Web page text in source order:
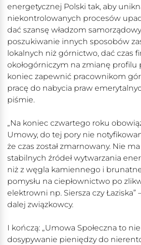
energetycznej Polski tak, aby
niekontrolowanych procesów
dać szansę władzom
poszukiwanie innych sposobów
lokalnych niż górnictwo, dać czas
okołogórniczym na zmianę profilu
koniec zapewnić pracownikom
pracę do nabycia praw
piśmie.
„Na koniec czwartego roku
Umowy, do tej pory nie
że czas został zmarnowany. Nie
stabilnych źródeł wytwarzania
niż z węgla kamiennego i
pomysłu na ciepłownictwo po
elektrowni np. Siersza czy
dalej związkowcy.
I kończą: „Umowa Społeczna to
dosypywanie pieniędzy do